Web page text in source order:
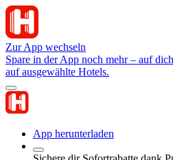
Zur App wechseln
Spare in der App noch mehr – auf
auf ausgewählte Hotels.
App herunterladen